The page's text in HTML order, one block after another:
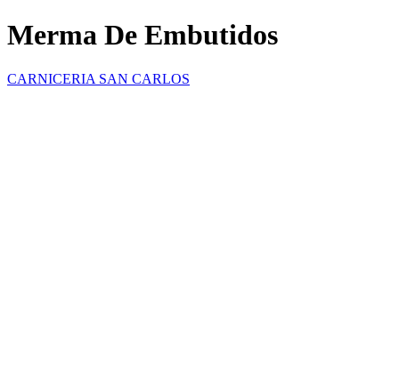
Merma De Embutidos
CARNICERIA SAN CARLOS